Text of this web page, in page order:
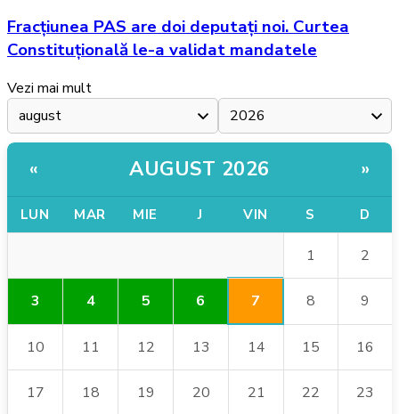
Fracțiunea PAS are doi deputați noi. Curtea
Constituțională le-a validat mandatele
Vezi mai mult
« AUGUST 2026 »
LUN MAR MIE J VIN S D
1 2
3 4 5 6 7 8 9
10 11 12 13 14 15 16
17 18 19 20 21 22 23